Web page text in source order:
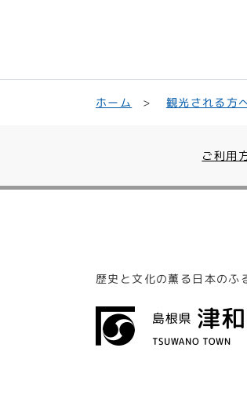
ホーム 観光される方
ご利用
歴史と文化の薫る日本のふ